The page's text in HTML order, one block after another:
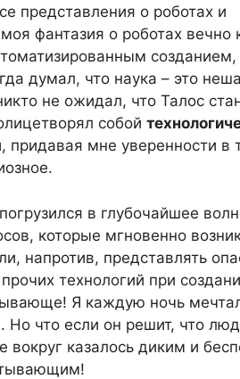
представления о роботах и
фантазия о роботах вечно
созданием,
думал, что наука – это
не ожидал, что Талос
собой
, придавая мне уверенности в
в глубочайшее
которые мгновенно
напротив, представлять
технологий при
Я каждую ночь
Но что если он решит, что
вокруг казалось диким и